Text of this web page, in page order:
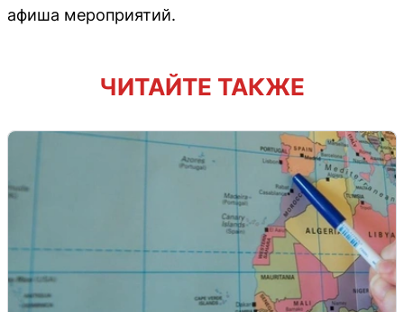
афиша мероприятий.
ЧИТАЙТЕ ТАКЖЕ